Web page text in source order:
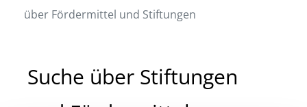
über Fördermittel und Stiftungen
Suche über Stiftungen